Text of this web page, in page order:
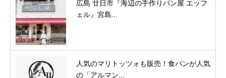
広島 廿日市『海辺の手作りパン屋 エッフ
ェル』宮島...
人気のマリトッツォも販売！食パンが人気
の「アルマン...